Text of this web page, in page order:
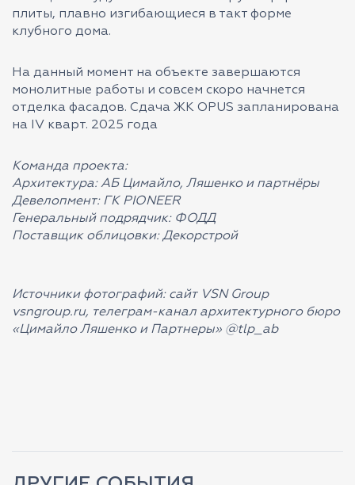
плиты, плавно изгибающиеся в такт форме
клубного дома.
На данный момент на объекте завершаются
монолитные работы и совсем скоро начнется
отделка фасадов. Сдача ЖК OPUS запланирована
на IV кварт. 2025 года
Команда проекта:
Архитектура: АБ Цимайло, Ляшенко и партнёры
Девелопмент: ГК PIONEER
Генеральный подрядчик: ФОДД
Поставщик облицовки:Декорстрой
Источники фотографий: сайт VSN Group
vsngroup.ru, телеграм-канал архитектурного бюро
«Цимайло Ляшенко и Партнеры» @tlp_ab